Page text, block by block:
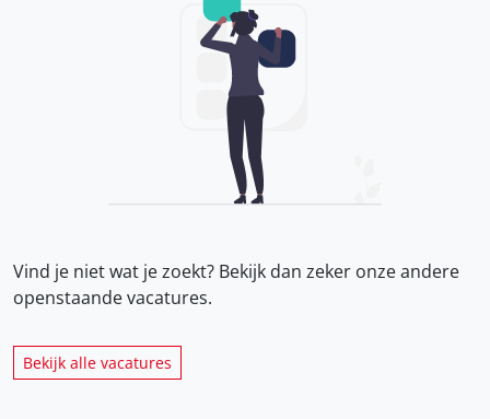
Vind je niet wat je zoekt? Bekijk dan zeker onzeandere
openstaande vacatures.
Bekijk alle vacatures